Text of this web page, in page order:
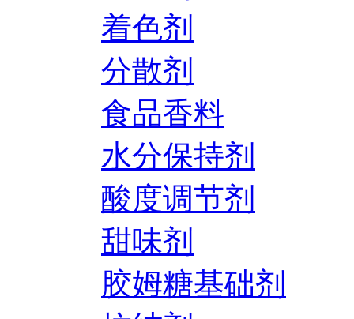
着色剂
分散剂
食品香料
水分保持剂
酸度调节剂
甜味剂
胶姆糖基础剂